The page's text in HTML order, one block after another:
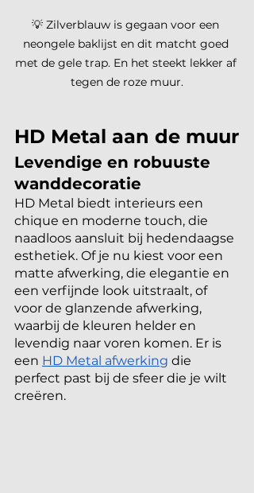
💡 Zilverblauw is gegaan voor een
neongele baklijst en dit matcht goed
met de gele trap. En het steekt lekker af
tegen de roze muur.
HD Metal aan de muur
Levendige en robuuste
wanddecoratie
HD Metal biedt interieurs een
chique en moderne touch, die
naadloos aansluit bij hedendaagse
esthetiek. Of je nu kiest voor een
matte afwerking, die elegantie en
een verfijnde look uitstraalt, of
voor de glanzende afwerking,
waarbij de kleuren helder en
levendig naar voren komen. Er is
een HD Metal afwerking die
perfect past bij de sfeer die je wilt
creëren.